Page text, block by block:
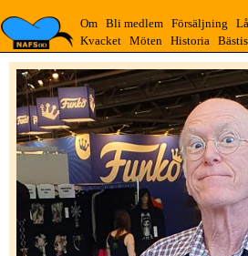
Om
Bli medlem Försäljning
Kvacket Möten Historia